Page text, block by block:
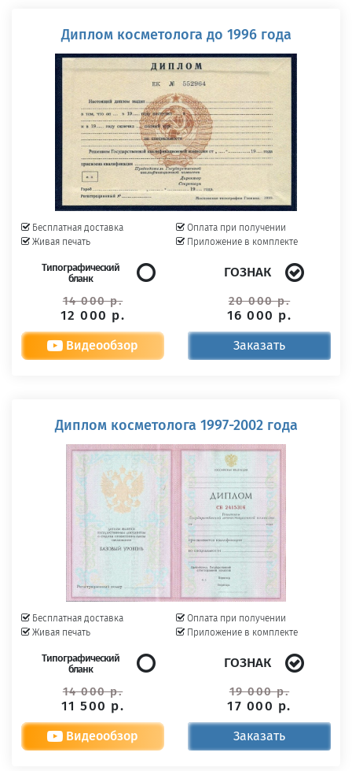
Диплом косметолога до 1996 года
Бесплатная доставка
Живая печать
Оплата при получении
Приложение в комплекте
Типографический
бланк
14 000 р.
12 000 р.
ГОЗНАК
20 000 р.
16 000 р.
Видеообзор Заказать
Диплом косметолога 1997-2002 года
Бесплатная доставка
Живая печать
Оплата при получении
Приложение в комплекте
Типографический
бланк
14 000 р.
11 500 р.
ГОЗНАК
19 000 р.
17 000 р.
Видеообзор Заказать